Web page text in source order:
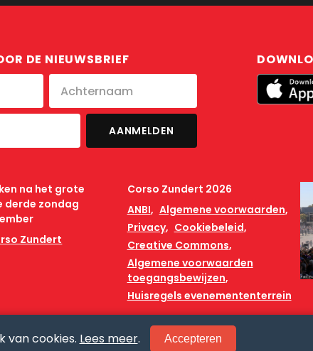
DE NIEUWSBRIEF
na het grote
derde zondag
Zundert
Corso Zundert 2026
ANBI
Algemene voorwaarden
Privacy
Cookiebeleid
Creative Commons
Algemene voorwaarden
toegangsbewijzen
Huisregels evenemententerrein
van cookies. Lees meer. Accepteren